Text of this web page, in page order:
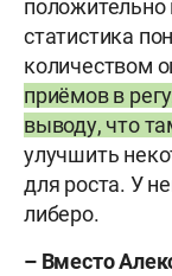
положительно
статистика
количеством
приёмов в
выводу, что
улучшить
для роста. У
либеро.
– Вместо